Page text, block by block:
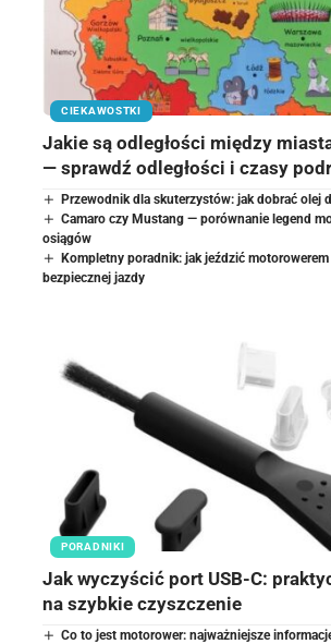
CIEKAWOSTKI
Jakie są odległości między
— sprawdź odległości i czasy
Przewodnik dla skuterzystów: jak dobrać olej
Camaro czy Mustang — porównanie legend
osiągów
Kompletny poradnik: jak jeździć motorowerem
bezpiecznej jazdy
PORADNIKI
Jak wyczyścić port USB-C:
na szybkie czyszczenie
Co to jest motorower: najważniejsze